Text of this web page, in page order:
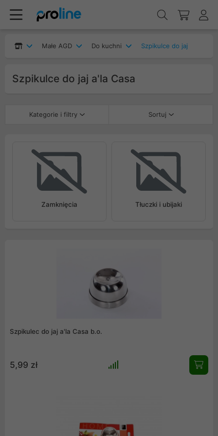
Małe AGD Do kuchni Szpikulce do jaj
Szpikulce do jaj a'la Casa
Kategorie i filtry Sortuj
Zamknięcia Tłuczki i ubijaki
Szpikulec do jaj a'la Casa b.o.
5,99 zł